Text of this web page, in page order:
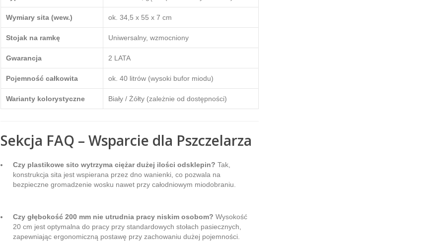
Wymiary sita (wew.) ok. 34,5 x 55 x 7 cm
Stojak na ramkę Uniwersalny, wzmocniony
Gwarancja 2 LATA
Pojemność całkowita ok. 40 litrów (wysoki bufor miodu)
Warianty kolorystyczne Biały / Żółty (zależnie od dostępności)
Sekcja FAQ – Wsparcie dla Pszczelarza
Czy plastikowe sito wytrzyma ciężar dużej ilości odsklepin? Tak,
konstrukcja sita jest wspierana przez dno wanienki, co pozwala na
bezpieczne gromadzenie wosku nawet przy całodniowym miodobraniu.
Czy głębokość 200 mm nie utrudnia pracy niskim osobom? Wysokość
20 cm jest optymalna do pracy przy standardowych stołach pasiecznych,
zapewniając ergonomiczną postawę przy zachowaniu dużej pojemności.